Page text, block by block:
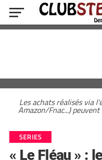
Les achats réalisés via
Amazon/Fnac...)
SERIES
« Le Fléau » :